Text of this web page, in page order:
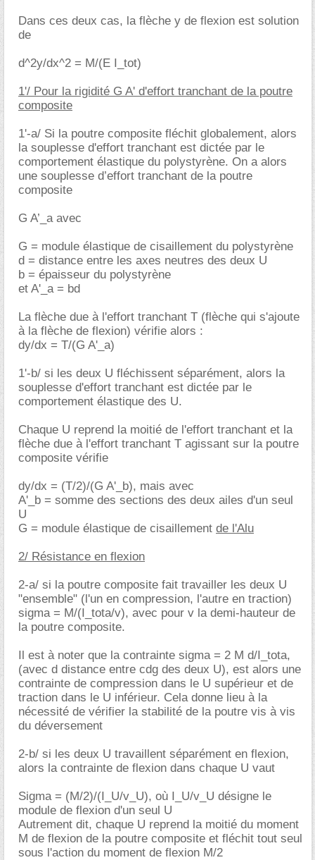
Dans ces deux cas, la flèche y de flexion est solution
de
d^2y/dx^2 = M/(E I_tot)
1'/ Pour la rigidité G A' d'effort tranchant de la poutre
composite
1'-a/ Si la poutre composite fléchit globalement, alors
la souplesse d'effort tranchant est dictée par le
comportement élastique du polystyrène. On a alors
une souplesse d’effort tranchant de la poutre
composite
G A’_a avec
G = module élastique de cisaillement du polystyrène
d = distance entre les axes neutres des deux U
b = épaisseur du polystyrène
et A'_a = bd
La flèche due à l'effort tranchant T (flèche qui s'ajoute
à la flèche de flexion) vérifie alors :
dy/dx = T/(G A'_a)
1'-b/ si les deux U fléchissent séparément, alors la
souplesse d'effort tranchant est dictée par le
comportement élastique des U.
Chaque U reprend la moitié de l'effort tranchant et la
flèche due à l'effort tranchant T agissant sur la poutre
composite vérifie
dy/dx = (T/2)/(G A'_b), mais avec
A'_b = somme des sections des deux ailes d'un seul
U
G = module élastique de cisaillement de l'Alu
2/ Résistance en flexion
2-a/ si la poutre composite fait travailler les deux U
"ensemble" (l'un en compression, l'autre en traction)
sigma = M/(I_tota/v), avec pour v la demi-hauteur de
la poutre composite.
Il est à noter que la contrainte sigma = 2 M d/I_tota,
(avec d distance entre cdg des deux U), est alors une
contrainte de compression dans le U supérieur et de
traction dans le U inférieur. Cela donne lieu à la
nécessité de vérifier la stabilité de la poutre vis à vis
du déversement
2-b/ si les deux U travaillent séparément en flexion,
alors la contrainte de flexion dans chaque U vaut
Sigma = (M/2)/(I_U/v_U), où I_U/v_U désigne le
module de flexion d'un seul U
Autrement dit, chaque U reprend la moitié du moment
M de flexion de la poutre composite et fléchit tout seul
sous l'action du moment de flexion M/2